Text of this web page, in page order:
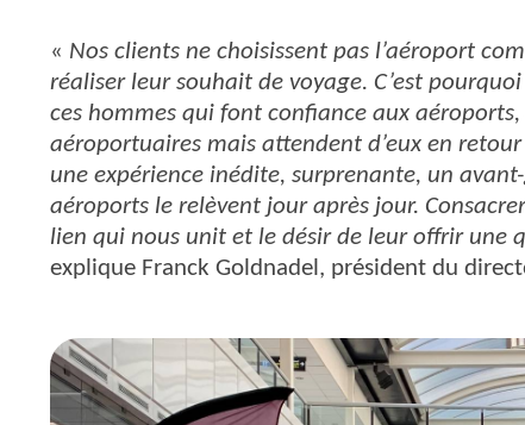
« Nos clients ne choisissent pas l’aéroport
réaliser leur souhait de voyage. C’est
ces hommes qui font confiance aux
aéroportuaires mais attendent d’eux en
une expérience inédite, surprenante, un
aéroports le relèvent jour après jour.
lien qui nous unit et le désir de leur offrir une
explique Franck Goldnadel, président du